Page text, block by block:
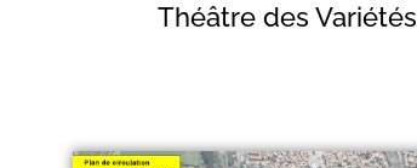
Théâtre des Variétés